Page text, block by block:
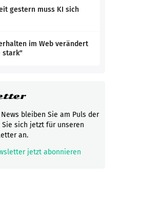
gestern muss KI sich
im Web verändert
stark"
bleiben Sie am Puls der
Sie sich jetzt für unseren
an.
jetzt abonnieren